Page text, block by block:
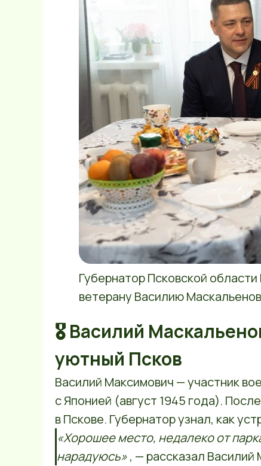
Губернатор Псковской
ветерану Василию
🎖 Василий
уютный Псков
Василий Максимович — участник
с Японией (август 1945 года).
в Пскове. Губернатор узнал, как
«Хорошее место, недалеко от
нарадуюсь», — рассказал